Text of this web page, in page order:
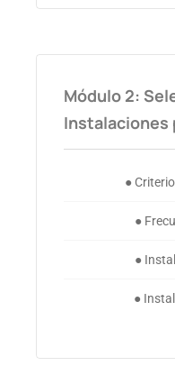
Módulo 2:
Instalaciones
●
●
●
●